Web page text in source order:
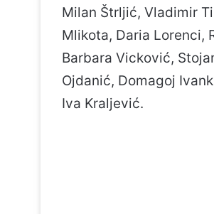
Milan Štrljić, Vladimir
Mlikota, Daria Lorenci,
Barbara Vicković,
Ojdanić, Domagoj
Iva Kraljević.